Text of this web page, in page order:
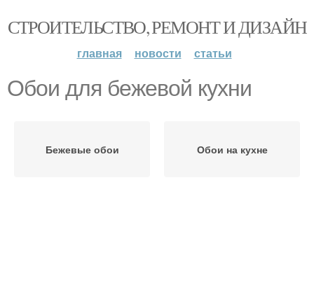
СТРОИТЕЛЬСТВО, РЕМОНТ И ДИЗАЙН
главная новости статьи
Обои для бежевой кухни
Бежевые обои Обои на кухне